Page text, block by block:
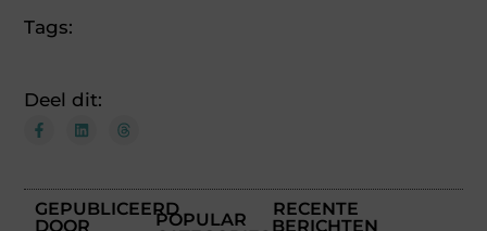
Tags:
Deel dit:
GEPUBLICEERD
DOOR
POPULAR
RECENTE
BERICHTEN